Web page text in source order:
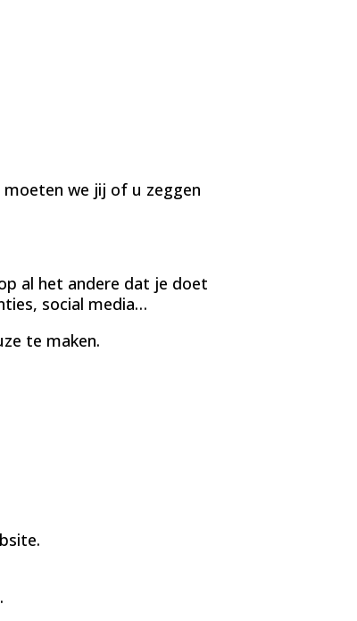
we jij of u zeggen
al het andere dat je doet
social media…
te maken.